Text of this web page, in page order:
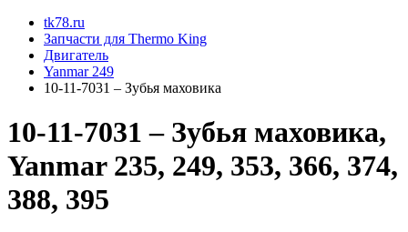
tk78.ru
Запчасти для Thermo King
Двигатель
Yanmar 249
10-11-7031 – Зубья маховика
10-11-7031 – Зубья маховика,
Yanmar 235, 249, 353, 366, 374,
388, 395